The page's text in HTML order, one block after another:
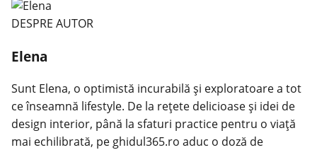
DESPRE AUTOR
Elena
Sunt Elena, o optimistă incurabilă și exploratoare a tot
ce înseamnă lifestyle. De la rețete delicioase și idei de
design interior, până la sfaturi practice pentru o viață
mai echilibrată, pe ghidul365.ro aduc o doză de